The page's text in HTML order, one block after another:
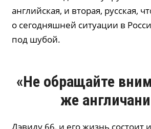
английская, и вторая, русская,
о сегодняшней ситуации в
под шубой.
«Не обращайте
же